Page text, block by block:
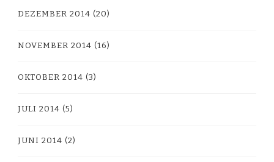
DEZEMBER 2014 (20)
NOVEMBER 2014 (16)
OKTOBER 2014 (3)
JULI 2014 (5)
JUNI 2014 (2)